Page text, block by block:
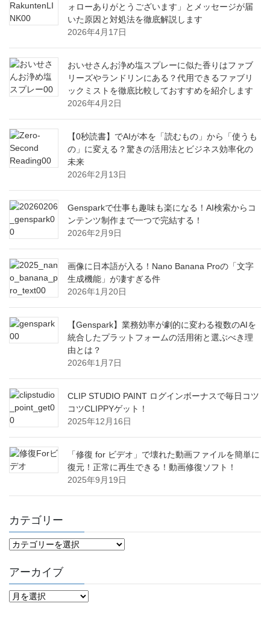
ォローありがとうございます」とメッセージが届
いた原因と対処法を徹底解説します
2026年4月17日
おいせさんお浄め塩スプレーに似た香りはファブ
リーズやランドリンにある？代用できるファブリ
ックミストを徹底比較しておすすめを紹介します
2026年4月2日
【0秒読書】でAIが本を「読むもの」から「使うも
の」に変える？驚きの活用法とビジネス効率化の
未来
2026年2月13日
Gensparkで仕事も趣味も楽になる！AI検索からコ
ンテンツ制作まで一つで完結する！
2026年2月9日
画像に日本語が入る！Nano Banana Proの「文字
生成機能」が凄すぎる件
2026年1月20日
【Genspark】業務効率が劇的に変わる複数のAIを
統合したプラットフォームの活用術と選ぶべき理
由とは？
2026年1月7日
CLIP STUDIO PAINT ログインボーナスで毎日コツ
コツCLIPPYゲット！
2025年12月16日
「修復 for ビデオ」で壊れた動画ファイルを簡単に
復元！正常に再生できる！動画修復ソフト！
2025年9月19日
カテゴリー
カ
テ
リ
ー
アーカイブ
ア
ー